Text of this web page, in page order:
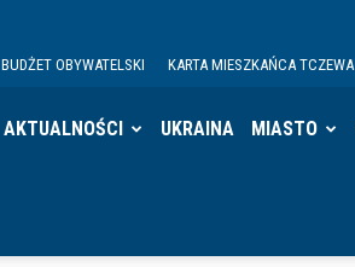
BUDŻET OBYWATELSKI KARTA MIESZKAŃCA TCZEWA
AKTUALNOŚCI UKRAINA MIASTO